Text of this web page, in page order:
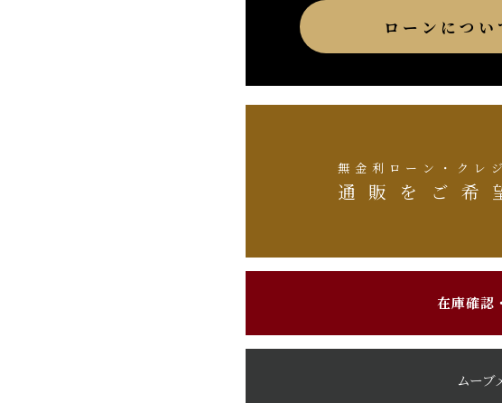
ローンにつ
無金利ローン・クレ
通販をご希
在庫確認
ムーブ